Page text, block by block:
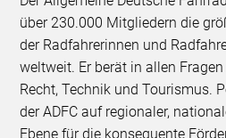
über 230.000 Mitgliedern die
der Radfahrerinnen und
weltweit. Er berät in allen
Recht, Technik und Tourismus.
der ADFC auf regionaler,
Ebene für die konsequente